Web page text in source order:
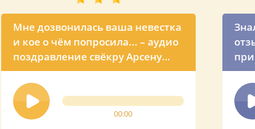
Мне дозвонилась ваша невестка
и кое о чём попросила... – аудио
поздравление свёкру Арсену
голосом Владимира Путина
00:00
Знали
на